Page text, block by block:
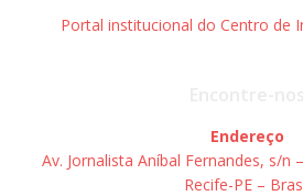
Portal institucional do Centro de
Endereço
Av. Jornalista Aníbal Fernandes, s/n
Recife-PE –